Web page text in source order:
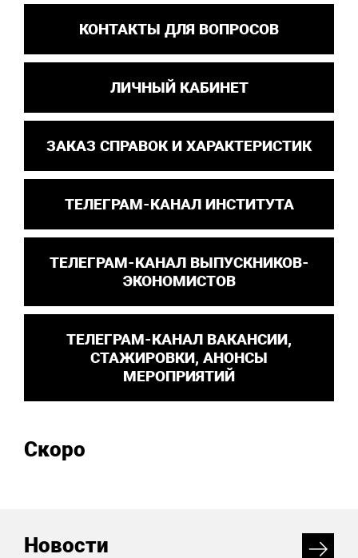
КОНТАКТЫ ДЛЯ ВОПРОСОВ
ЛИЧНЫЙ КАБИНЕТ
ЗАКАЗ СПРАВОК И ХАРАКТЕРИСТИК
ТЕЛЕГРАМ-КАНАЛ ИНСТИТУТА
ТЕЛЕГРАМ-КАНАЛ ВЫПУСКНИКОВ-
ЭКОНОМИСТОВ
ТЕЛЕГРАМ-КАНАЛ ВАКАНСИИ,
СТАЖИРОВКИ, АНОНСЫ
МЕРОПРИЯТИЙ
Скоро
Новости